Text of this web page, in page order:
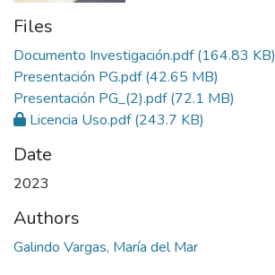
Files
Documento Investigación.pdf(164.83 KB)
Presentación PG.pdf(42.65 MB)
Presentación PG_(2).pdf(72.1 MB)
Licencia Uso.pdf(243.7 KB)
Date
2023
Authors
Galindo Vargas, María del Mar